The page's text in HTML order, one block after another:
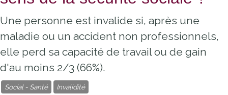
Une personne est invalide si, après une
maladie ou un accident non professionnels,
elle perd sa capacité de travail ou de gain
d'au moins 2/3 (66%).
Social - Santé Invalidité